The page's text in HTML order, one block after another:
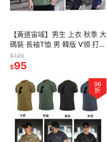
【黃道宙域】男生 上衣 秋季 大
碼裝 長袖T恤 男 韓版 V領 打底
衫 潮流 寬鬆 T恤 上衣 男裝 素
色 百搭
$120
$95
96
折